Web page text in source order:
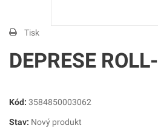
Tisk
DEPRESE
Kód: 3584850003062
Stav: Nový produkt